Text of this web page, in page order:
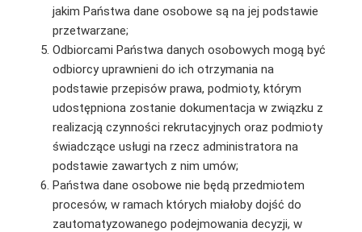
jakim Państwa dane osobowe są na jej podstawie
przetwarzane;
Odbiorcami Państwa danych osobowych mogą być
odbiorcy uprawnieni do ich otrzymania na
podstawie przepisów prawa, podmioty, którym
udostępniona zostanie dokumentacja w związku z
realizacją czynności rekrutacyjnych oraz podmioty
świadczące usługi na rzecz administratora na
podstawie zawartych z nim umów;
Państwa dane osobowe nie będą przedmiotem
procesów, w ramach których miałoby dojść do
zautomatyzowanego podejmowania decyzji, w